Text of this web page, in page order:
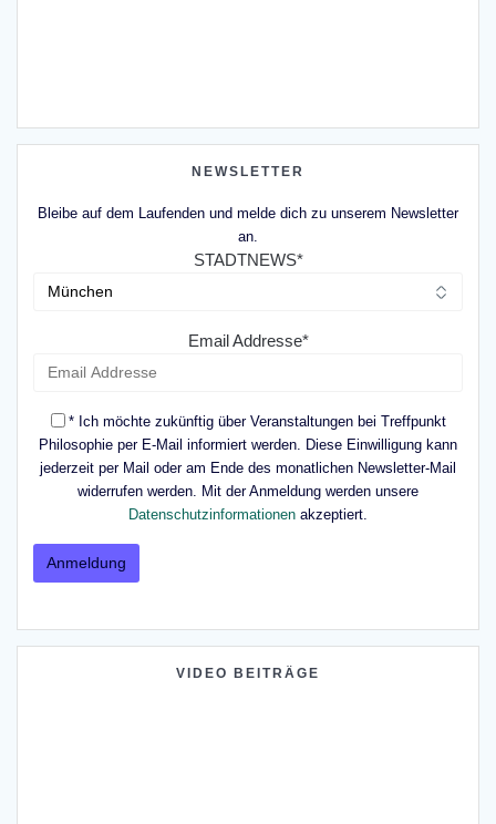
NEWSLETTER
Bleibe auf dem Laufenden und melde dich zu unserem Newsletter
an.
STADTNEWS*
Email Addresse*
* Ich möchte zukünftig über Veranstaltungen bei Treffpunkt
Philosophie per E-Mail informiert werden. Diese Einwilligung kann
jederzeit per Mail oder am Ende des monatlichen Newsletter-Mail
widerrufen werden. Mit der Anmeldung werden unsere
Datenschutzinformationen akzeptiert.
VIDEO BEITRÄGE